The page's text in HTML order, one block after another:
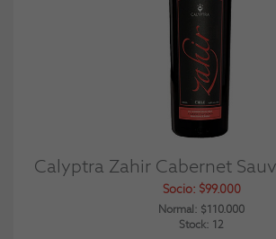
Calyptra Zahir Cabernet
Socio: $99.000
Normal: $110.000
Stock: 12